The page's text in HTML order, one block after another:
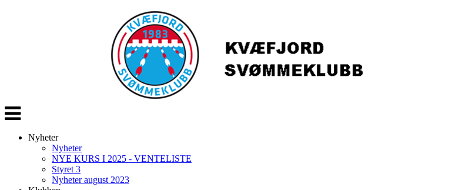
Veksle
navigasjon
Nyheter
Nyheter
NYE KURS I 2025 - VENTELISTE
Styret 3
Nyheter august 2023